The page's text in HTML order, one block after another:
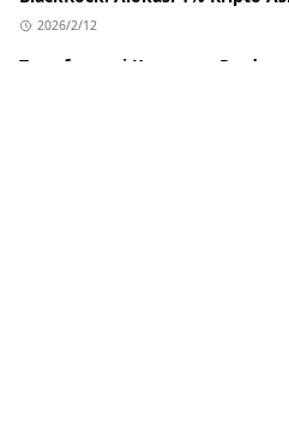
2026/2/12
Transformasi Keuangan